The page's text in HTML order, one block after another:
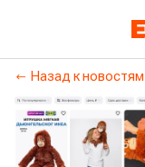
Назад к новостям